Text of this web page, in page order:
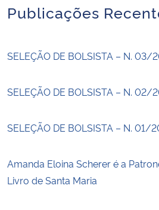
Publicações
SELEÇÃO DE BOLSISTA – N. 03/
SELEÇÃO DE BOLSISTA – N. 02/
SELEÇÃO DE BOLSISTA – N. 01/
Amanda Eloina Scherer é a
Livro de Santa Maria